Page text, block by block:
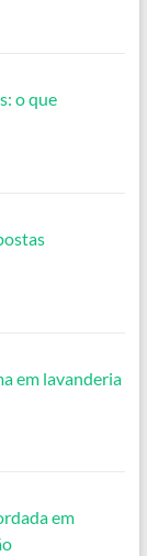
o que
em lavanderia
em